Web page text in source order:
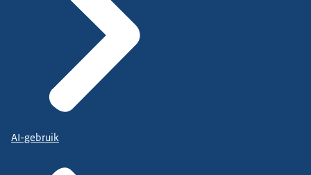
AI-gebruik